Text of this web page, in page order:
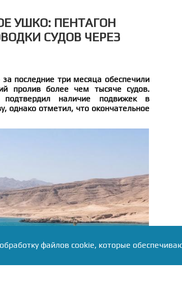
УШКО: ПЕНТАГОН
СУДОВ ЧЕРЕЗ
последние три месяца обеспечили
пролив более чем тысяче судов.
наличие подвижек в
однако отметил, что окончательное
файлов cookie, которые